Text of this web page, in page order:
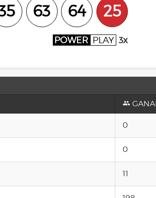
63 64 25
POWER PLAY 3x
0
0
11